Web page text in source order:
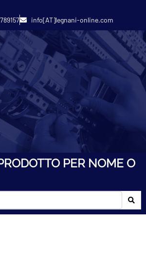
info[AT]legnani-online.com
PER NOME O